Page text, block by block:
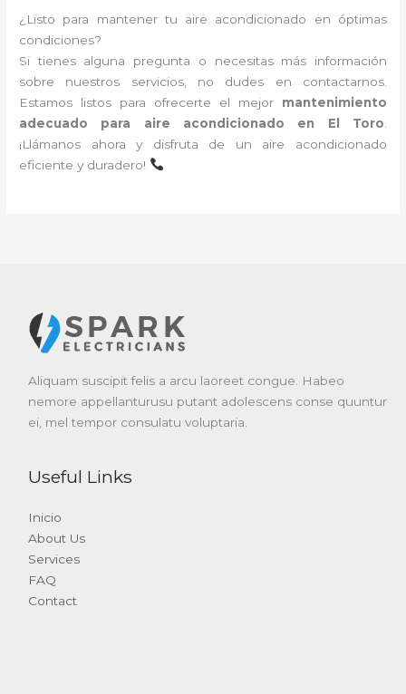
¿Listo para mantener tu aire acondicionado en óptimas
condiciones?
Si tienes alguna pregunta o necesitas más información
sobre nuestros servicios, no dudes en contactarnos.
Estamos listos para ofrecerte el mejor mantenimiento
adecuado para aire acondicionado en El Toro
¡Llámanos ahora y disfruta de un aire acondicionado
eficiente y duradero!
Aliquam suscipit felis a arcu laoreet congue. Habeo
nemore appellanturusu putant adolescens conse quuntur
ei, mel tempor consulatu voluptaria.
Useful Links
Inicio
About Us
Services
FAQ
Contact